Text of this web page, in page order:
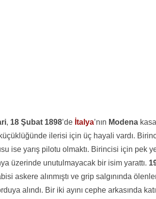
, 18 Şubat 1898’de İtalya’nın Modena
ilerisi için üç hayali vardı.
ise yarış pilotu olmaktı. Birincisi için pek
üzerinde unutulmayacak bir isim yarattı.
askere alınmıştı ve grip salgınında
alındı. Bir iki ayını cephe arkasında